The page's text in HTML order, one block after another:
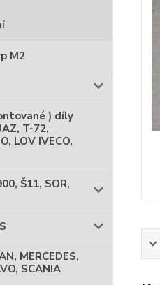
M2
) díly
T-72,
LOV IVECO,
Š11, SOR,
MERCEDES,
SCANIA